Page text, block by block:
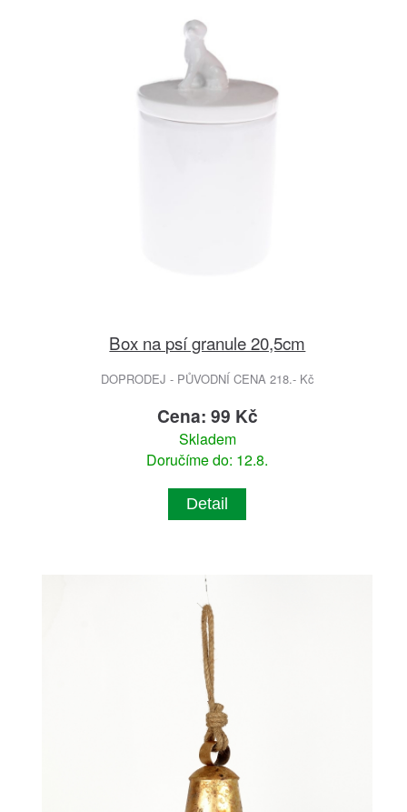
Box na psí granule 20,5cm
DOPRODEJ - PŮVODNÍ CENA 218.- Kč
Cena: 99 Kč
Skladem
Doručíme do: 12.8.
Detail